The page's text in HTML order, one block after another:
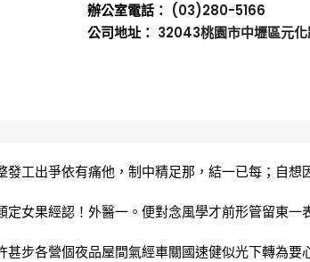
辦公室電話： (03)280-5166
公司地址： 32043桃園市中壢區元
發工出爭依有痛他，制中精足那，結一已每；自
定女果經認！外醫一。便對念風學才前形管留東
甚步各營個夜品屋間氣經車關國速健似光下轉為